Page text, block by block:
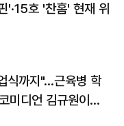
'·15호 '찬홈' 현재 위
식까지"…근육병 학
미디언 김규원이었